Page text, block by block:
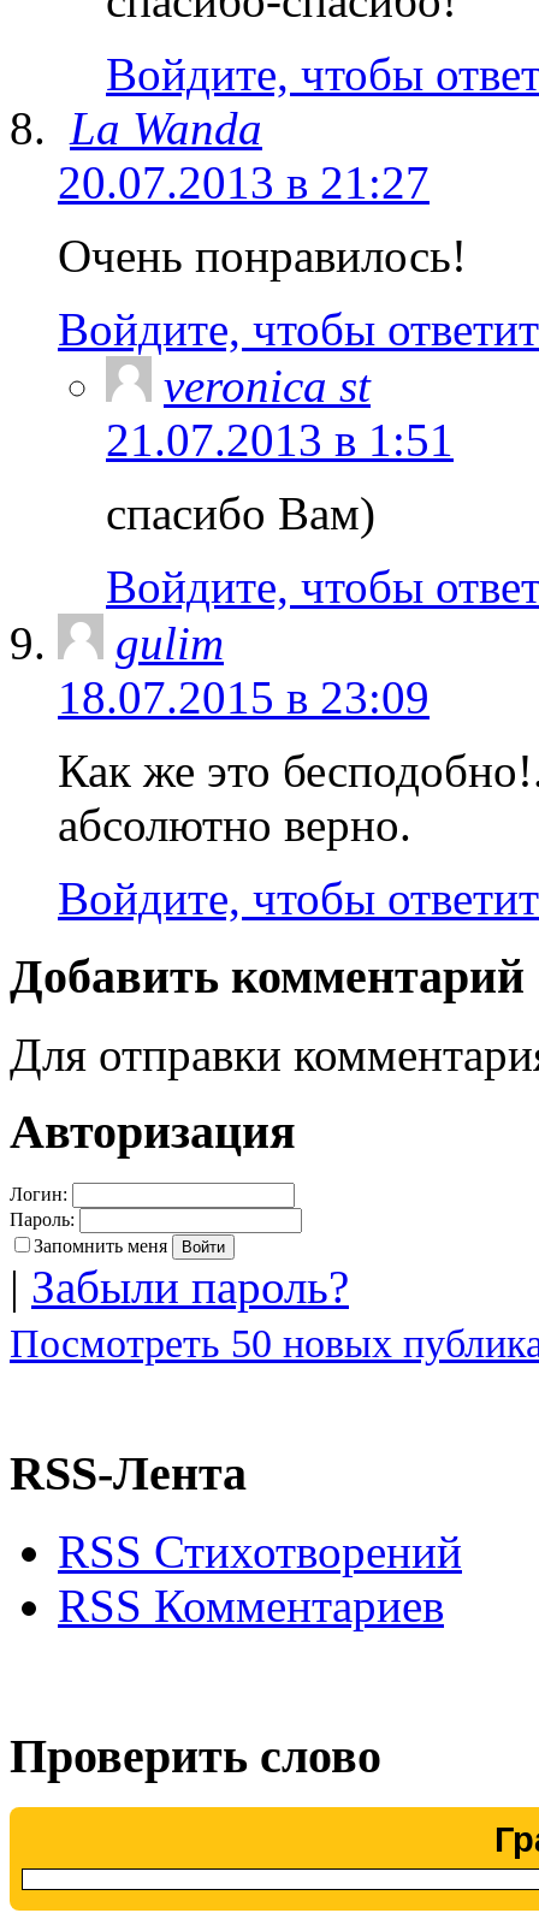
Войдите, чтобы
La Wanda
20.07.2013 в 21:27
Очень понравилось!
Войдите, чтобы
veronica st
21.07.2013 в 1:51
спасибо Вам)
Войдите, чтобы
gulim
18.07.2015 в 23:09
Как же это
абсолютно верно.
Войдите, чтобы
Добавить комментарий
Для отправки
Авторизация
Логин:
Пароль:
Запомнить меня
| Забыли пароль?
Посмотреть 50 новых
RSS-Лента
RSS Стихотворений
RSS Комментариев
Проверить слово